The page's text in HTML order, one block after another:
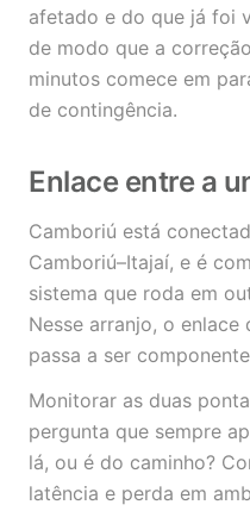
afetado e do que já foi
de modo que a
minutos comece em
de contingência.
Enlace entre a
Camboriú está
Camboriú–Itajaí, e é
sistema que roda em
Nesse arranjo, o
passa a ser
Monitorar as duas
pergunta que sempre
lá, ou é do caminho?
latência e perda em